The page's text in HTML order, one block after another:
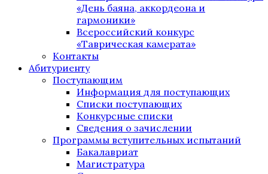
«День баяна, аккордеона и
гармоники»
Всероссийский конкурс
«Таврическая камерата»
Контакты
Абитуриенту
Поступающим
Информация для поступающих
Списки поступающих
Конкурсные списки
Сведения о зачислении
Программы вступительных испытаний
Бакалавриат
Магистратура